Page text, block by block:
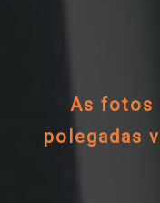
As fotos
polegadas